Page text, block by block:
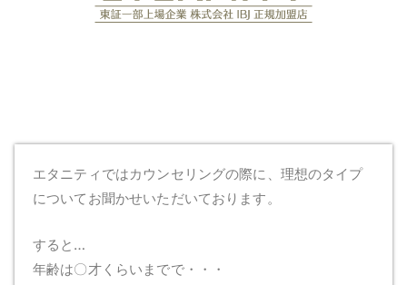
エタニティではカウンセリングの際に、理想のタイプ
についてお聞かせいただいております。
すると…
年齢は〇才くらいまでで・・・